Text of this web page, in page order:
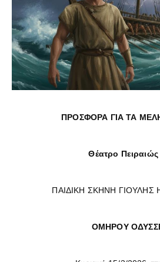
ΠΡΟΣΦΟΡΑ ΓΙΑ ΤΑ
Θέατρο Πειραιώς
ΠΑΙΔΙΚΗ ΣΚΗΝΗ ΓΙΟΥΛΗΣ
ΟΜΗΡΟΥ